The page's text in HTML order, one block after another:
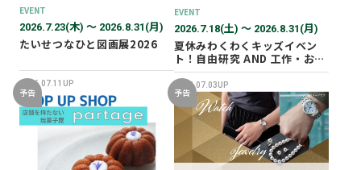
EVENT
2026.7.23(木) 〜 2026.8.31(月)
たいせつなひと図画展2026
2026.07.11UP
EVENT
2026.7.18(土) 〜 2026.8.31(月)
夏休みわくわくキッズイベン
ト！自由研究 AND 工作・おし
ごと体験！
2026.07.03UP
予告 予告